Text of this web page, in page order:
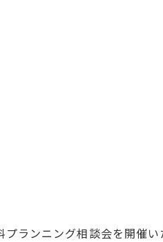
ランニング相談会を開催